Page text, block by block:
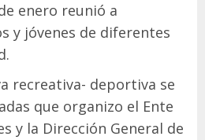
enero reunió a
y jóvenes de diferentes
recreativa- deportiva se
que organizo el Ente
y la Dirección General de